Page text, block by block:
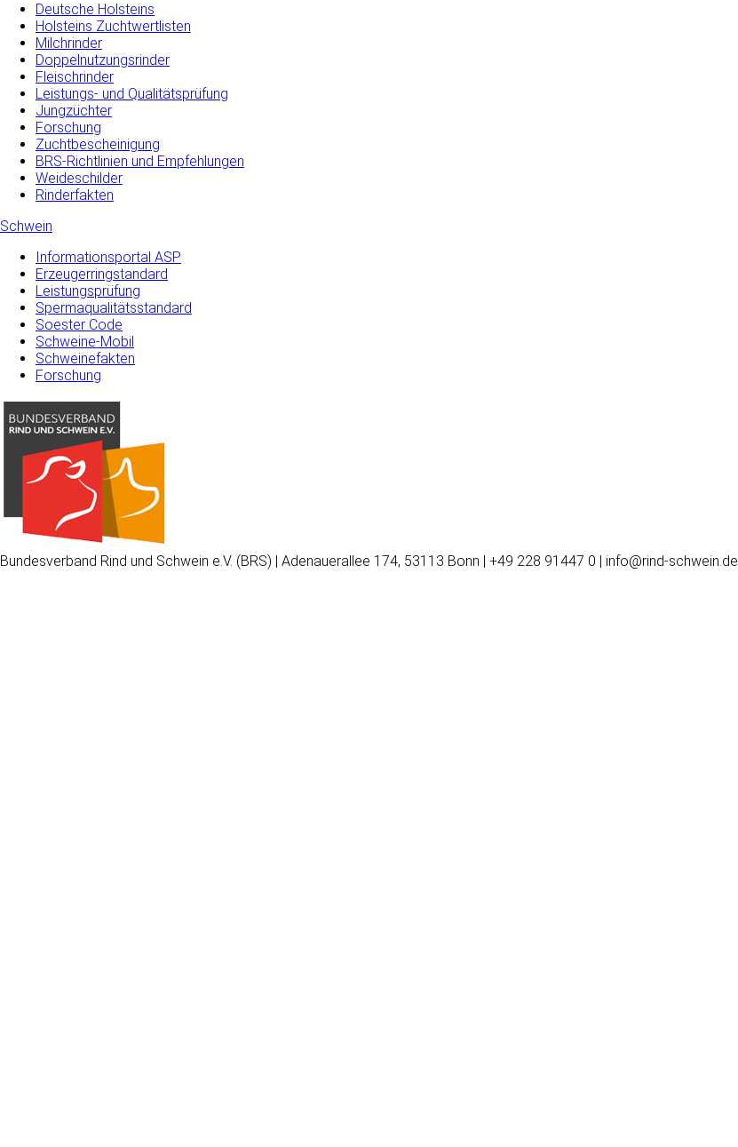
Deutsche Holsteins
Holsteins Zuchtwertlisten
Milchrinder
Doppelnutzungsrinder
Fleischrinder
Leistungs- und Qualitätsprüfung
Jungzüchter
Forschung
Zuchtbescheinigung
BRS-Richtlinien und Empfehlungen
Weideschilder
Rinderfakten
Schwein
Informationsportal ASP
Erzeugerringstandard
Leistungsprüfung
Spermaqualitätsstandard
Soester Code
Schweine-Mobil
Schweinefakten
Forschung
Bundesverband Rind und Schwein e.V. (BRS) | Adenauerallee 174, 53113 Bonn | +49 228 91447 0 | info@rind-schwein.de